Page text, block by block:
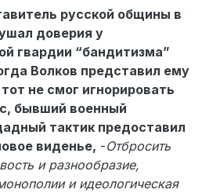
русской общины в
доверия у
гвардии “бандитизма”
Волков представил ему
не смог игнорировать
бывший военный
тактик предоставил
виденье, -Отбросить
и разнообразие,
и идеологическая